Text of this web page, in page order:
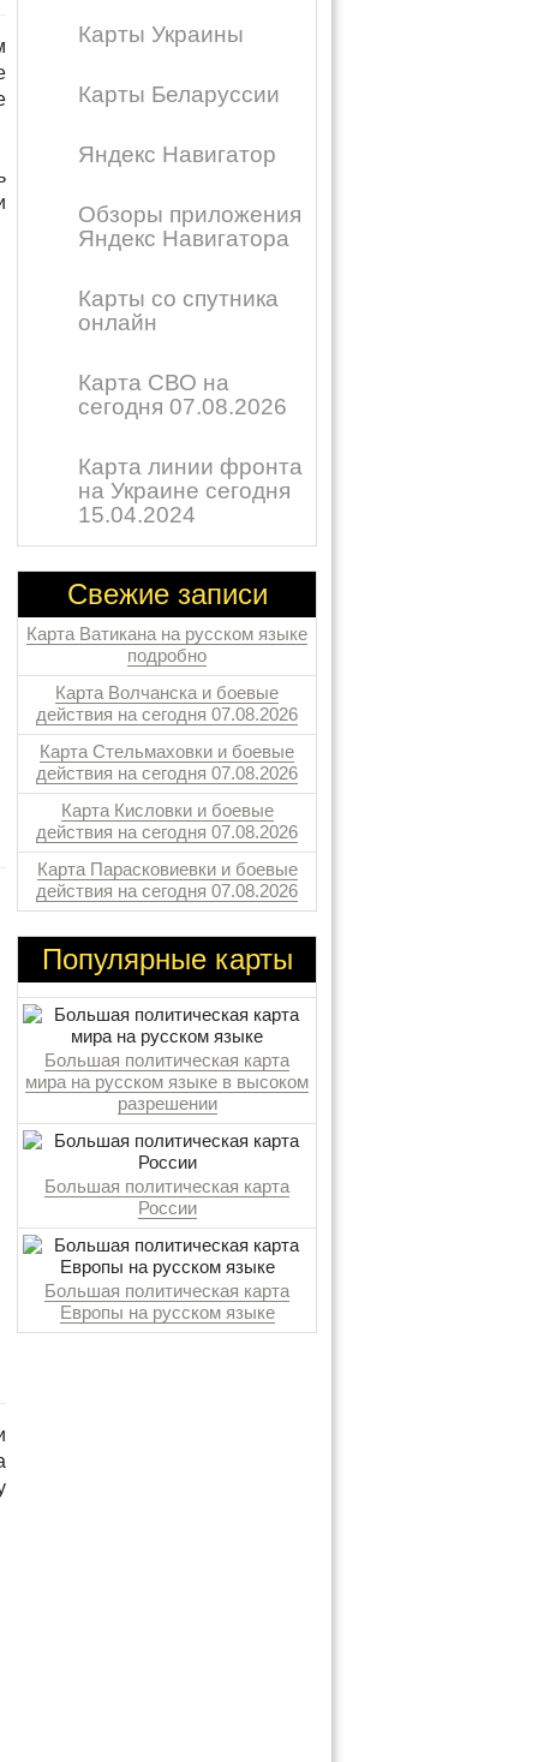
Карты Украины
Карты Беларуссии
Яндекс Навигатор
Обзоры приложения
Яндекс Навигатора
Карты со спутника
онлайн
Карта СВО на
сегодня 07.08.2026
Карта линии фронта
на Украине сегодня
15.04.2024
Свежие записи
Карта Ватикана на русском языке
подробно
Карта Волчанска и боевые
действия на сегодня 07.08.2026
Карта Стельмаховки и боевые
действия на сегодня 07.08.2026
Карта Кисловки и боевые
действия на сегодня 07.08.2026
Карта Парасковиевки и боевые
действия на сегодня 07.08.2026
Популярные карты
Большая политическая карта
мира на русском языке в высоком
разрешении
Большая политическая карта
России
Большая политическая карта
Европы на русском языке